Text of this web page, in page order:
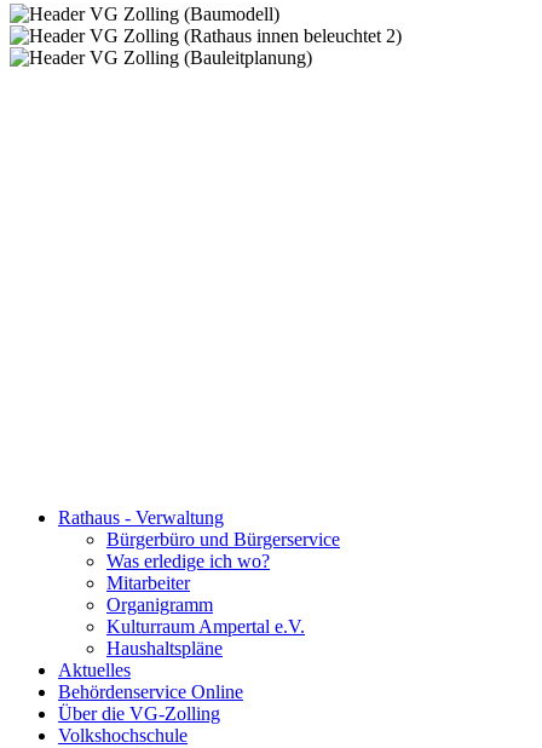
Rathaus - Verwaltung
Bürgerbüro und Bürgerservice
Was erledige ich wo?
Mitarbeiter
Organigramm
Kulturraum Ampertal e.V.
Haushaltspläne
Aktuelles
Behördenservice Online
Über die VG-Zolling
Volkshochschule